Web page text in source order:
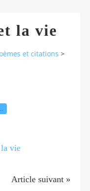
la vie
et citations >
Article suivant »